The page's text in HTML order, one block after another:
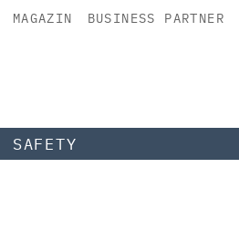
MAGAZIN BUSINESS PARTNER
SAFETY